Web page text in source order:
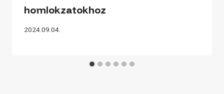
homlokzatokhoz
2024.09.04.